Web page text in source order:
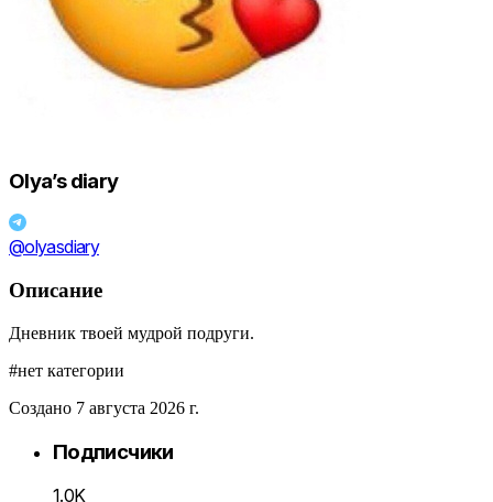
Olya’s diary
@olyasdiary
Описание
Дневник твоей мудрой подруги.
#нет категории
Создано 7 августа 2026 г.
Подписчики
1.0K